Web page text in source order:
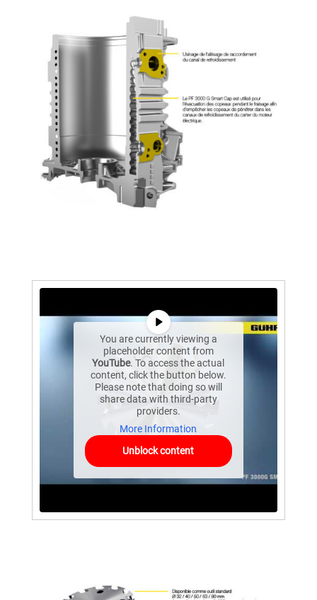
You are currently viewing a
placeholder content from
YouTube. To access the actual
content, click the button below.
Please note that doing so will
share data with third-party
providers.
More Information
Unblock content